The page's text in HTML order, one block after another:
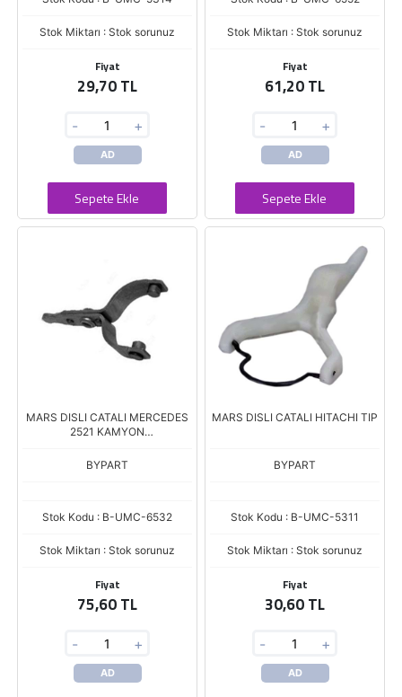
Stok Miktarı : Stok sorunuz
Fiyat
29,70 TL
- +
AD
Sepete Ekle
Stok Miktarı : Stok sorunuz
Fiyat
61,20 TL
- +
AD
Sepete Ekle
MARS DISLI CATALI MERCEDES
2521 KAMYON
62,363,365,366 SERISI
BYPART
Stok Kodu : B-UMC-6532
Stok Miktarı : Stok sorunuz
Fiyat
75,60 TL
- +
AD
MARS DISLI CATALI HITACHI TIP
BYPART
Stok Kodu : B-UMC-5311
Stok Miktarı : Stok sorunuz
Fiyat
30,60 TL
- +
AD